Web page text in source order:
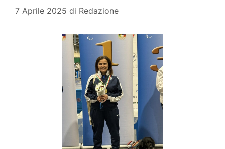
7 Aprile 2025 di Redazione